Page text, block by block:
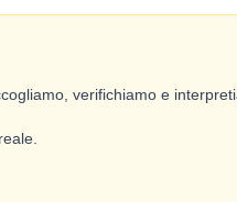
verifichiamo e